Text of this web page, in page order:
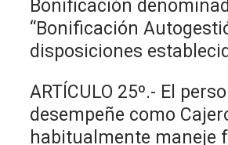
Bonificación
“Bonificación
disposiciones
ARTÍCULO 25º.- El
desempeñe como
habitualmente maneje